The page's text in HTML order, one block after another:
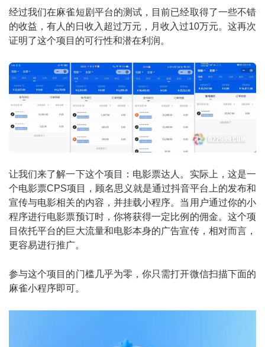
经过我们在麻雀短剧平台的测试，目前已经取得了一些不错
的收益，有人的日收入超过万元，月收入过10万元。这再次
证明了这个项目的可行性和潜在利润。
让我们来了解一下这个项目：电影票达人。实际上，这是一
个电影票CPS项目，顾名思义就是通过抖音平台上的发布和
宣传与电影相关的内容，并挂载小程序。当用户通过你的小
程序进行电影票预订时，你将获得一定比例的佣金。这个项
目依托平台的巨大流量和电影本身的广告宣传，相对而言，
更容易进行推广。
参与这个项目的门槛几乎为零，你只需打开微信扫描下面的
麻雀小程序即可。